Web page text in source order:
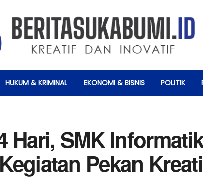
HUKUM & KRIMINAL EKONOMI & BISNIS POLITIK
Hari, SMK
Pekan